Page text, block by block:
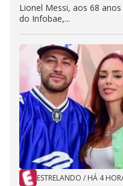
Lionel Messi, aos 68
do Infobae,...
ESTRELANDO / HÁ 4